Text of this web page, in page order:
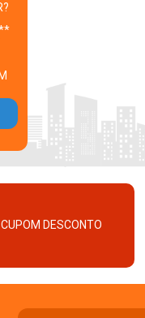
CUPOM DESCONTO